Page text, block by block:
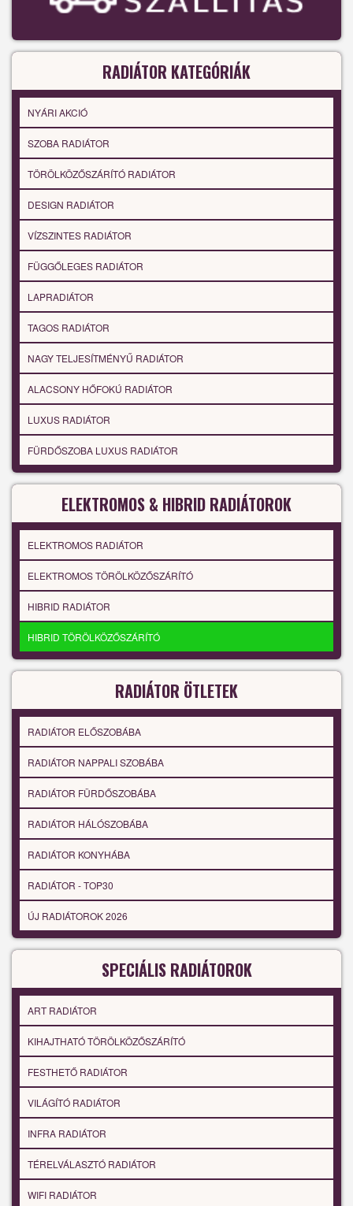
RADIÁTOR KATEGÓRIÁK
NYÁRI AKCIÓ
SZOBA RADIÁTOR
TÖRÖLKÖZŐSZÁRÍTÓ RADIÁTOR
DESIGN RADIÁTOR
VÍZSZINTES RADIÁTOR
FÜGGŐLEGES RADIÁTOR
LAPRADIÁTOR
TAGOS RADIÁTOR
NAGY TELJESÍTMÉNYŰ RADIÁTOR
ALACSONY HŐFOKÚ RADIÁTOR
LUXUS RADIÁTOR
FÜRDŐSZOBA LUXUS RADIÁTOR
ELEKTROMOS & HIBRID RADIÁTOROK
ELEKTROMOS RADIÁTOR
ELEKTROMOS TÖRÖLKÖZŐSZÁRÍTÓ
HIBRID RADIÁTOR
HIBRID TÖRÖLKÖZŐSZÁRÍTÓ
RADIÁTOR ÖTLETEK
RADIÁTOR ELŐSZOBÁBA
RADIÁTOR NAPPALI SZOBÁBA
RADIÁTOR FÜRDŐSZOBÁBA
RADIÁTOR HÁLÓSZOBÁBA
RADIÁTOR KONYHÁBA
RADIÁTOR - TOP30
ÚJ RADIÁTOROK 2026
SPECIÁLIS RADIÁTOROK
ART RADIÁTOR
KIHAJTHATÓ TÖRÖLKÖZŐSZÁRÍTÓ
FESTHETŐ RADIÁTOR
VILÁGÍTÓ RADIÁTOR
INFRA RADIÁTOR
TÉRELVÁLASZTÓ RADIÁTOR
WIFI RADIÁTOR